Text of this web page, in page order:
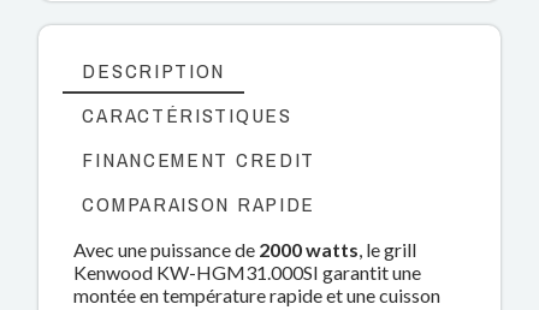
DESCRIPTION
CARACTÉRISTIQUES
FINANCEMENT CREDIT
COMPARAISON RAPIDE
Avec une puissance de 2000 watts, le grill
Kenwood KW-HGM31.000SI garantit une
montée en température rapide et une cuisson